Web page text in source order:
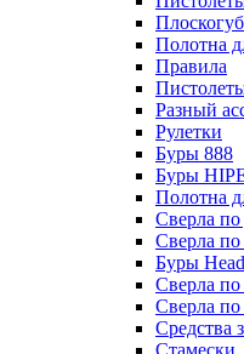
Полотна
Правила
Разный
Рулетки
Буры 888
Буры
Полотна
Сверла по
Сверла
Буры
Сверла
Сверла по
Средства
Стамески